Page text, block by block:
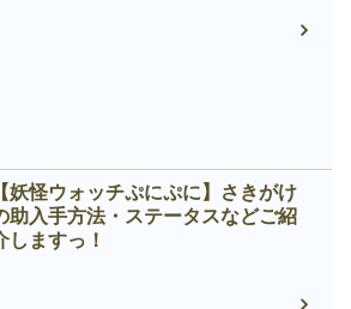
【妖怪ウォッチぷにぷに】さきがけ
助入手方法・ステータスなどご紹
しますっ！